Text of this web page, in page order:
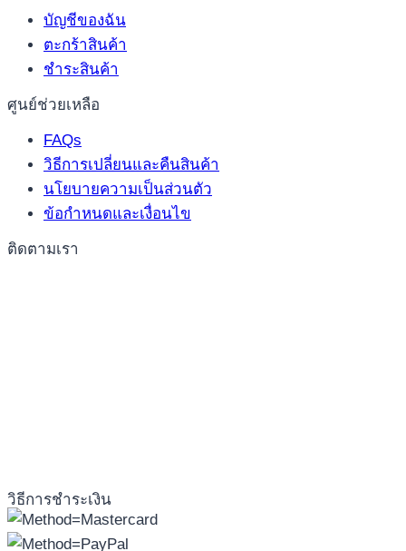
บัญชีของฉัน
ตะกร้าสินค้า
ชำระสินค้า
ศูนย์ช่วยเหลือ
FAQs
วิธีการเปลี่ยนและคืนสินค้า
นโยบายความเป็นส่วนตัว
ข้อกำหนดและเงื่อนไข
ติดตามเรา
วิธีการชำระเงิน